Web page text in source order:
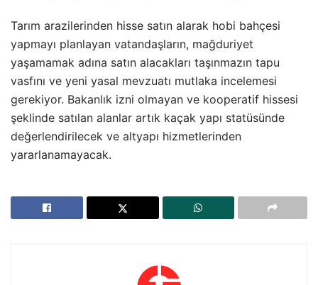
Tarım arazilerinden hisse satın alarak hobi bahçesi
yapmayı planlayan vatandaşların, mağduriyet
yaşamamak adına satın alacakları taşınmazın tapu
vasfını ve yeni yasal mevzuatı mutlaka incelemesi
gerekiyor. Bakanlık izni olmayan ve kooperatif hissesi
şeklinde satılan alanlar artık kaçak yapı statüsünde
değerlendirilecek ve altyapı hizmetlerinden
yararlanamayacak.